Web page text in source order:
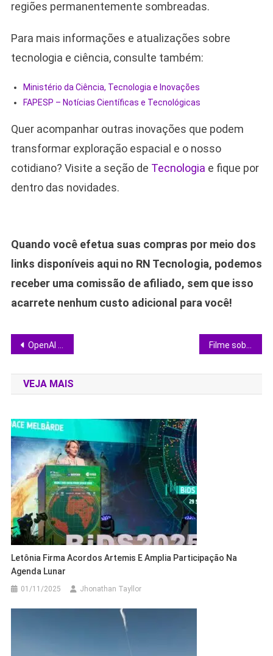
regiões permanentemente sombreadas.
Para mais informações e atualizações sobre
tecnologia e ciência, consulte também:
Ministério da Ciência, Tecnologia e Inovações
FAPESP – Notícias Científicas e Tecnológicas
Quer acompanhar outras inovações que podem
transformar exploração espacial e o nosso
cotidiano? Visite a seção de Tecnologia e fique por
dentro das novidades.
Quando você efetua suas compras por meio dos
links disponíveis aqui no RN Tecnologia, podemos
receber uma comissão de afiliado, sem que isso
acarrete nenhum custo adicional para você!
Navegação
de
Post
OpenAI libera novos modelos para identificar riscos e proteger comunidades online
VEJA MAIS
Letônia Firma Acordos Artemis E Amplia Participação Na
Agenda Lunar
01/11/2025 Jhonathan Tayllor